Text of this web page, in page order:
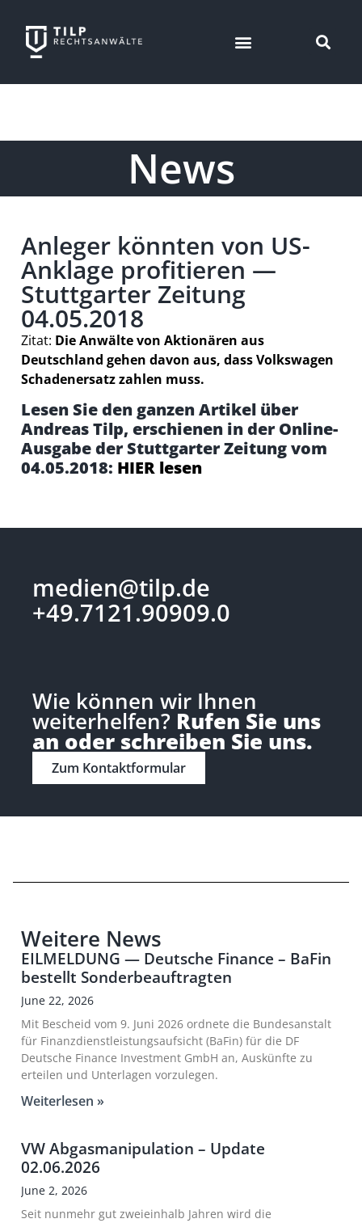
News
Anleger könnten von US-
Anklage profitieren —
Stuttgarter Zeitung
04.05.2018
Zitat: Die Anwälte von Aktionären aus
Deutschland gehen davon aus, dass Volkswagen
Schadenersatz zahlen muss.
Lesen Sie den ganzen Artikel über
Andreas Tilp, erschienen in der Online-
Ausgabe der Stuttgarter Zeitung vom
04.05.2018: HIER lesen
medien@tilp.de
+49.7121.90909.0
Wie können wir Ihnen
weiterhelfen? Rufen Sie uns
an oder schreiben Sie uns.
Zum Kontaktformular
Weitere News
EILMELDUNG — Deutsche Finance – BaFin
bestellt Sonderbeauftragten
June 22, 2026
Mit Bescheid vom 9. Juni 2026 ordnete die Bundesanstalt
für Finanzdienstleistungsaufsicht (BaFin) für die DF
Deutsche Finance Investment GmbH an, Auskünfte zu
erteilen und Unterlagen vorzulegen.
Weiterlesen »
VW Abgasmanipulation – Update
02.06.2026
June 2, 2026
Seit nunmehr gut zweieinhalb Jahren wird die